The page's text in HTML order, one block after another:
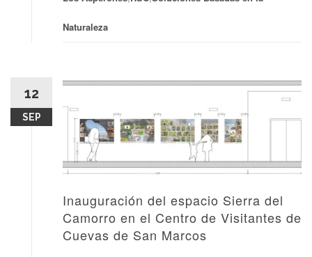
Naturaleza
12
SEP
Inauguración del espacio Sierra del
Camorro en el Centro de Visitantes de
Cuevas de San Marcos